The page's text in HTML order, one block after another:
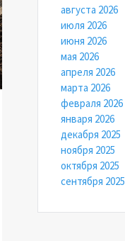
августа 2026
июля 2026
июня 2026
мая 2026
апреля 2026
марта 2026
февраля 2026
января 2026
декабря 2025
ноября 2025
октября 2025
сентября 2025